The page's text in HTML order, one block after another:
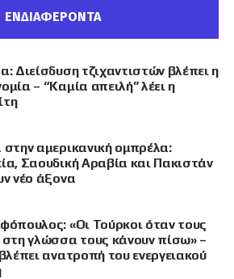
ΕΝΔΙΑΦΕΡΟΝΤΑ
Διείσδυση τζιχαντιστών βλέπει η
– “Καμία απειλή” λέει η
στην αμερικανική ομπρέλα:
Σαουδική Αραβία και Πακιστάν
νέο άξονα
«Οι Τούρκοι όταν τους
στη γλώσσα τους κάνουν πίσω» –
ανατροπή του ενεργειακού